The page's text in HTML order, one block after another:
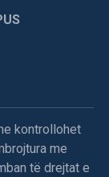
policia
dy
kontrollohet
me
të drejtat e